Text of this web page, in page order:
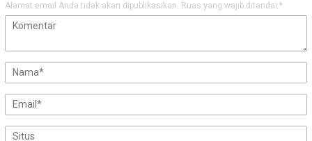
Alamat email Anda tidak akan dipublikasikan. Ruas yang wajib ditandai *